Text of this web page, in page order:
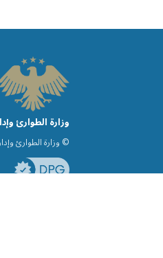
وزارة الطوارئ
© وزارة الطوارئ وإدارة